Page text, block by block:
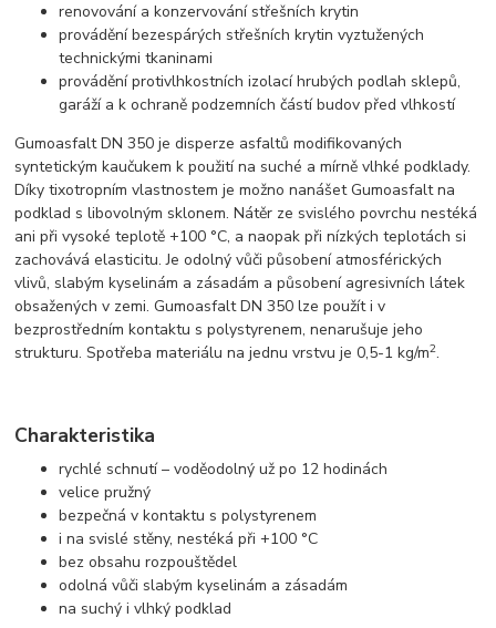
renovování a konzervování střešních krytin
provádění bezespárých střešních krytin vyztužených
technickými tkaninami
provádění protivlhkostních izolací hrubých podlah sklepů,
garáží a k ochraně podzemních částí budov před vlhkostí
Gumoasfalt DN 350 je disperze asfaltů modifikovaných
syntetickým kaučukem k použití na suché a mírně vlhké podklady.
Díky tixotropním vlastnostem je možno nanášet Gumoasfalt na
podklad s libovolným sklonem. Nátěr ze svislého povrchu nestéká
ani při vysoké teplotě +100 °C, a naopak při nízkých teplotách si
zachovává elasticitu. Je odolný vůči působení atmosférických
vlivů, slabým kyselinám a zásadám a působení agresivních látek
obsažených v zemi. Gumoasfalt DN 350 lze použít i v
bezprostředním kontaktu s polystyrenem, nenarušuje jeho
strukturu. Spotřeba materiálu na jednu vrstvu je 0,5-1 kg/m2.
Charakteristika
rychlé schnutí – voděodolný už po 12 hodinách
velice pružný
bezpečná v kontaktu s polystyrenem
i na svislé stěny, nestéká při +100 °C
bez obsahu rozpouštědel
odolná vůči slabým kyselinám a zásadám
na suchý i vlhký podklad